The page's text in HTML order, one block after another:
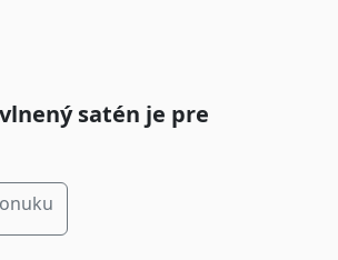
satén je pre